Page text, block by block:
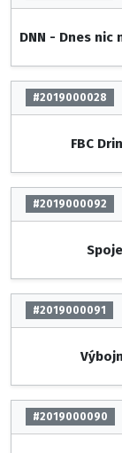
DNN - Dnes nic
#2019000028
FBC
#2019000092
#2019000091
#2019000090